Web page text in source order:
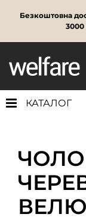
Безкоштовна
3000
КАТАЛОГ